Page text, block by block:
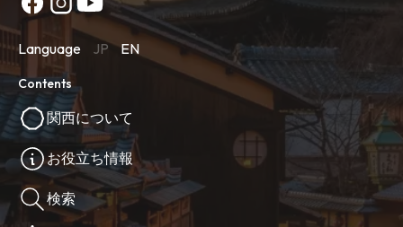
Language JP EN
Contents
関西について
お役立ち情報
検索